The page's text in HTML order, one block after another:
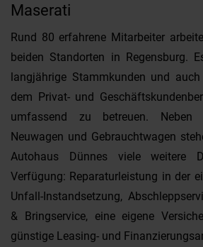
Maserati
Rund 80 erfahrene Mitarbeiter
beiden Standorten in Regensburg.
langjährige Stammkunden und
dem Privat- und
umfassend zu betreuen.
Neuwagen und Gebrauchtwagen
Autohaus Dünnes viele weitere
Verfügung: Reparaturleistung in der
Unfall-Instandsetzung,
& Bringservice, eine eigene
günstige Leasing- und